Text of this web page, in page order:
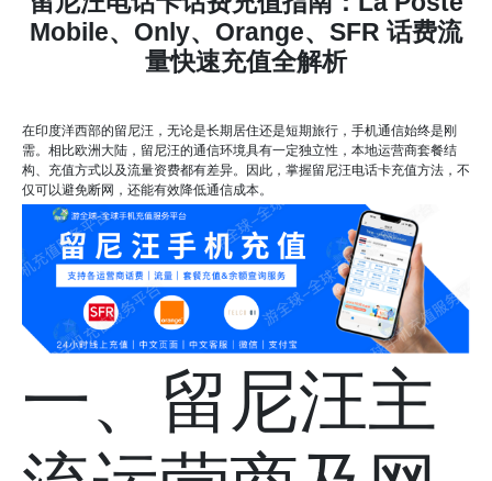
Mobile、Only、Orange、SFR 话费流
量快速充值全解析
在印度洋西部的留尼汪，无论是长期居住还是短期旅行，手机通信始终是刚
需。相比欧洲大陆，留尼汪的通信环境具有一定独立性，本地运营商套餐结
构、充值方式以及流量资费都有差异。因此，掌握留尼汪电话卡充值方法，不
仅可以避免断网，还能有效降低通信成本。
一、留尼汪主